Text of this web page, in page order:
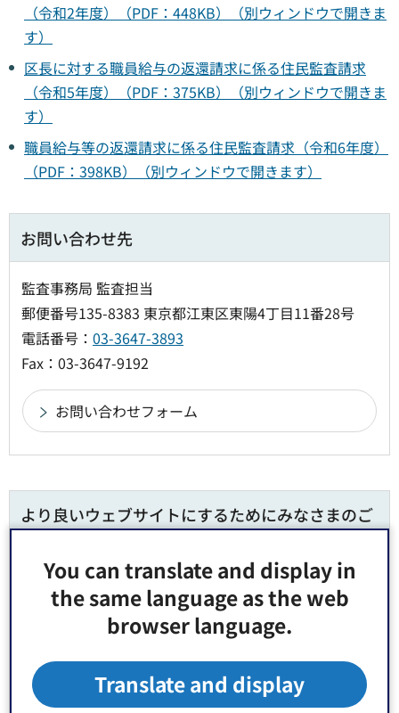
You can translate and display in
the same language as the web
browser language.
Translate and display
（令和2年度）（PDF：448KB）（別ウィンドウで開きま
す）
区長に対する職員給与の返還請求に係る住民監査請求
（令和5年度）（PDF：375KB）（別ウィンドウで開きま
す）
職員給与等の返還請求に係る住民監査請求（令和6年度）
（PDF：398KB）
（別ウィンドウで開きます）
お問い合わせ先
監査事務局 監査担当
郵便番号135-8383 東京都江東区東陽4丁目11番28号
電話番号： 03-3647-3893
Fax：03-3647-9192
より良いウェブサイトにするためにみなさまのご
このページの情報は役に立ちましたか？
1：役に立った
2：ふつう
このページの情報は見つけやすかったですか？
1：見つけやすかった
2：ふつう